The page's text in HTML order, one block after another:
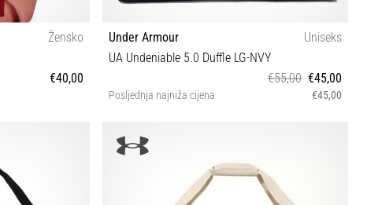
Žensko
€40,00
Under Armour
Uniseks
UA Undeniable 5.0 Duffle LG-NVY
€55,00 €45,00
Posljednja najniža cijena €45,00